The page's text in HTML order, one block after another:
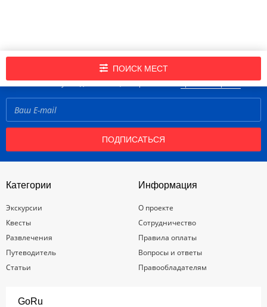
ПОИСК МЕСТ
Подпишись на нашу рассылку новостей!
Нажимая кнопку «Подписаться», вы принимаетеправила портала
ПОДПИСАТЬСЯ
Категории
Экскурсии
Квесты
Развлечения
Путеводитель
Статьи
Информация
О проекте
Сотрудничество
Правила оплаты
Вопросы и ответы
Правообладателям
GoRu